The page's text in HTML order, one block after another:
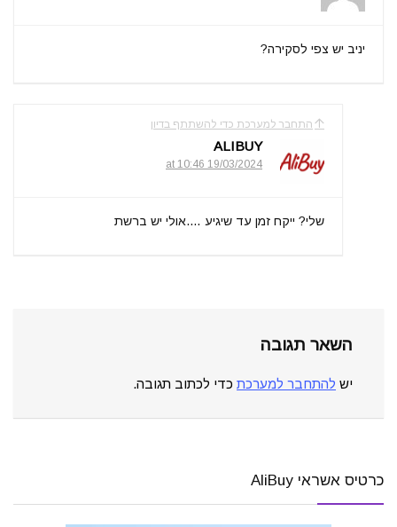
יניב יש צפי לסקירה?
התחבר למערכת כדי להשתתף בדיון
ALIBUY
19/03/2024 at 10:46
שלי? ייקח זמן עד שיגיע ….אולי יש ברשת
השאר תגובה
יש להתחבר למערכת כדי לכתוב תגובה.
כרטיס אשראי AliBuy